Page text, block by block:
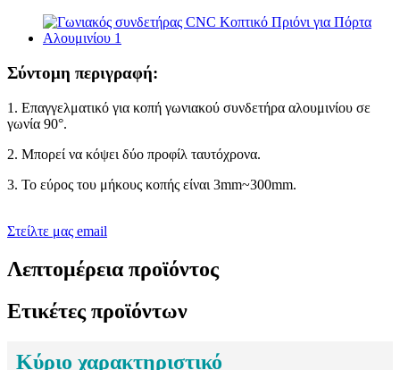
Σύντομη περιγραφή:
1. Επαγγελματικό για κοπή γωνιακού συνδετήρα αλουμινίου σε
γωνία 90°.
2. Μπορεί να κόψει δύο προφίλ ταυτόχρονα.
3. Το εύρος του μήκους κοπής είναι 3mm~300mm.
Στείλτε μας email
Λεπτομέρεια προϊόντος
Ετικέτες προϊόντων
Κύριο χαρακτηριστικό